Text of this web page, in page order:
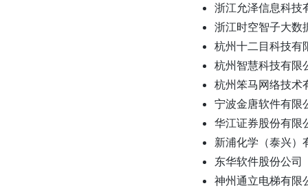
浙江允泽信息科技
浙江时空智子大数
杭州十二目科技有
杭州智慧科技有限
杭州笨马网络技术
宁波金唐软件有限
华江证券股份有限
新浦化学（泰兴）
东华软件股份公司
神州通立电梯有限